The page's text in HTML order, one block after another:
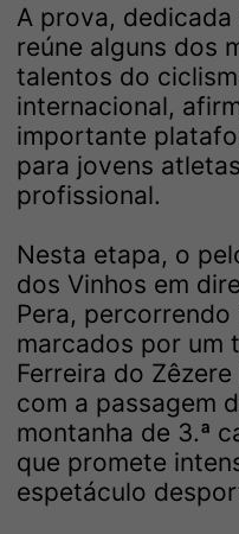
A prova,
reúne alguns dos
talentos do
internacional,
importante
para jovens
profissional.
Nesta etapa, o
dos Vinhos em
Pera,
marcados por um
Ferreira do
com a passagem
montanha de 3.ª
que promete
espetáculo